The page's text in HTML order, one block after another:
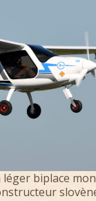
léger biplace